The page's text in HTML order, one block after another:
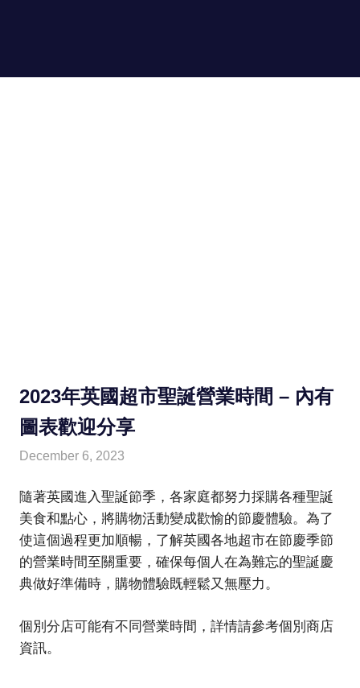
2023年英國超市聖誕營業時間 – 內有
圖表歡迎分享
December 6, 2023
隨著英國進入聖誕節季，各家庭都努力採購各種聖誕
美食和點心，將購物活動變成歡愉的節慶體驗。為了
使這個過程更加順暢，了解英國各地超市在節慶季節
的營業時間至關重要，確保每個人在為難忘的聖誕慶
典做好準備時，購物體驗既輕鬆又無壓力。
個別分店可能有不同營業時間，詳情請參考個別商店
資訊。